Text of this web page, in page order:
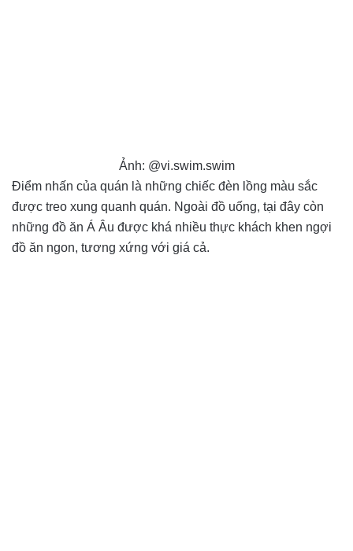
Ảnh: @vi.swim.swim
Điểm nhấn của quán là những chiếc đèn lồng màu sắc
được treo xung quanh quán. Ngoài đồ uống, tại đây còn
những đồ ăn Á Âu được khá nhiều thực khách khen ngợi
đồ ăn ngon, tương xứng với giá cả.